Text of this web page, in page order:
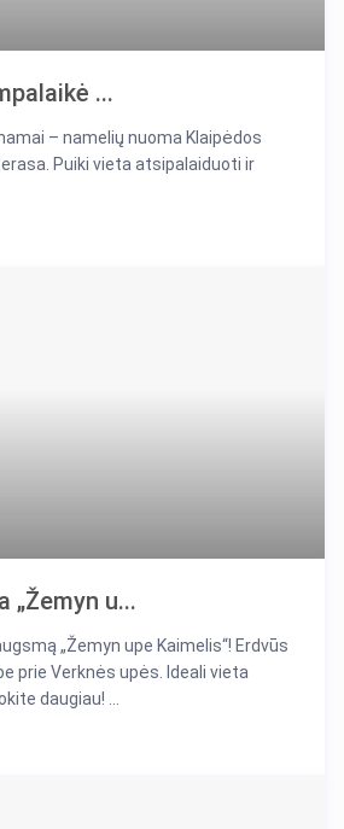
...
– namelių nuoma Klaipėdos
Puiki vieta atsipalaiduoti ir
„Žemyn u...
„Žemyn upe Kaimelis“! Erdvūs
prie Verknės upės. Ideali vieta
daugiau! ...